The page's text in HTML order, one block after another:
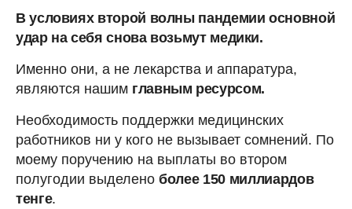
В условиях второй волны пандемии основной
удар на себя снова возьмут медики.
Именно они, а не лекарства и аппаратура,
являются нашим главным ресурсом.
Необходимость поддержки медицинских
работников ни у кого не вызывает сомнений. По
моему поручению на выплаты во втором
полугодии выделено более 150 миллиардов
тенге.